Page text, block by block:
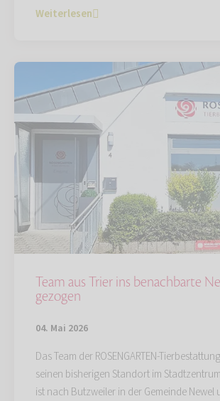
Weiterlesen
Team aus Trier ins benachbarte
gezogen
04. Mai 2026
Das Team der ROSENGARTEN-
seinen bisherigen Standort im
ist nach Butzweiler in der Gemeinde Newel